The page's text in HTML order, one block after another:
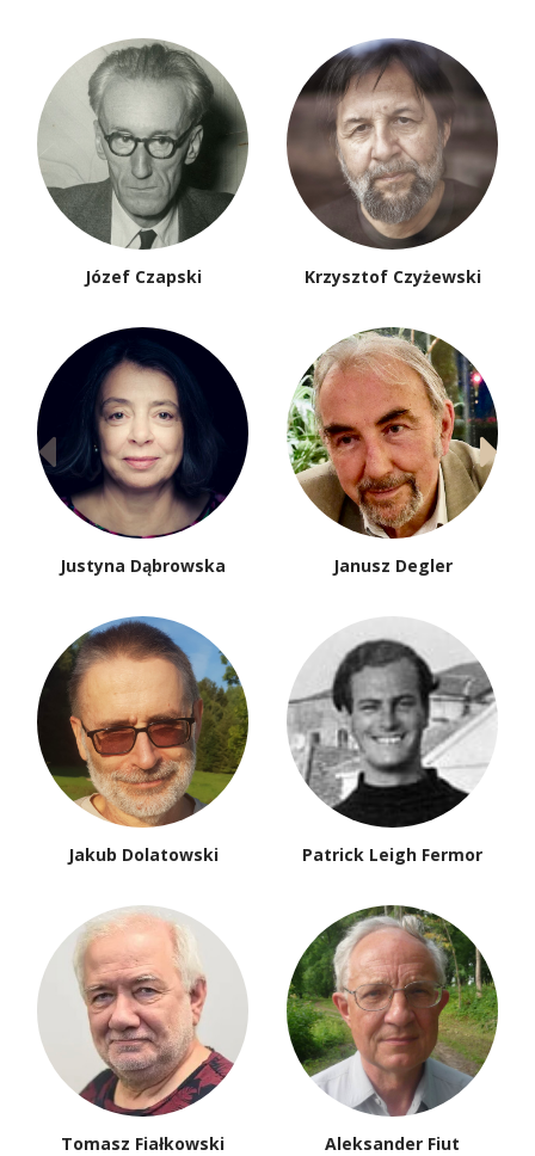
Józef Czapski Krzysztof Czyżewski
Justyna Dąbrowska Janusz Degler
Jakub Dolatowski Patrick Leigh Fermor
Tomasz Fiałkowski Aleksander Fiut